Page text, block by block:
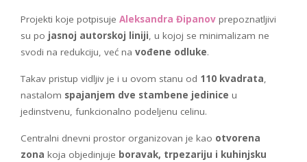
Projekti koje potpisuje Aleksandra Đipanov prepoznatljivi
su po jasnoj autorskoj liniji, u kojoj se minimalizam ne
svodi na redukciju, već na vođene odluke.
Takav pristup vidljiv je i u ovom stanu od 110 kvadrata,
nastalom spajanjem dve stambene jedinice u
jedinstvenu, funkcionalno podeljenu celinu.
Centralni dnevni prostor organizovan je kao otvorena
zona koja objedinjuje boravak, trpezariju i kuhinjsku